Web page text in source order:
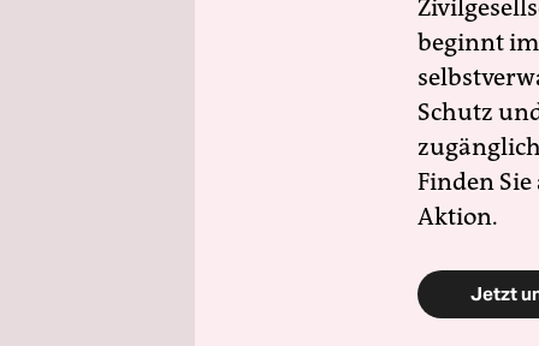
beginnt
Schutz
Finden
Aktion.
Jetzt